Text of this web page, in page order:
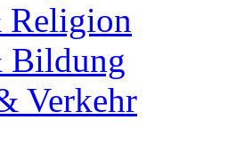
Bildung
Verkehr